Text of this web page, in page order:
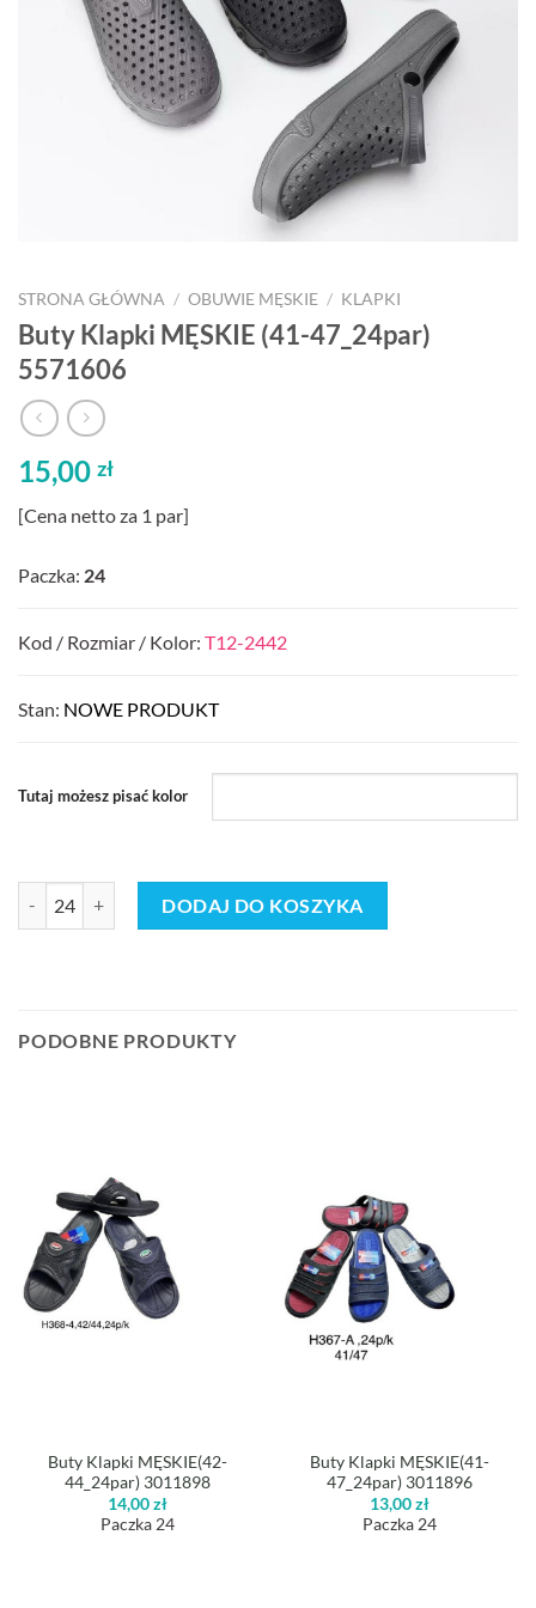
STRONA GŁÓWNA / OBUWIE MĘSKIE / KLAPKI
Buty Klapki MĘSKIE (41-47_24par)
5571606
15,00 zł
[Cena netto za 1 par]
Paczka: 24
Kod / Rozmiar / Kolor: T12-2442
Stan: NOWE PRODUKT
Tutaj możesz pisać kolor
DODAJ DO KOSZYKA
PODOBNE PRODUKTY
Buty Klapki MĘSKIE(42-
44_24par) 3011898
14,00zł
Paczka 24
Buty Klapki MĘSKIE(41-
47_24par) 3011896
13,00zł
Paczka 24